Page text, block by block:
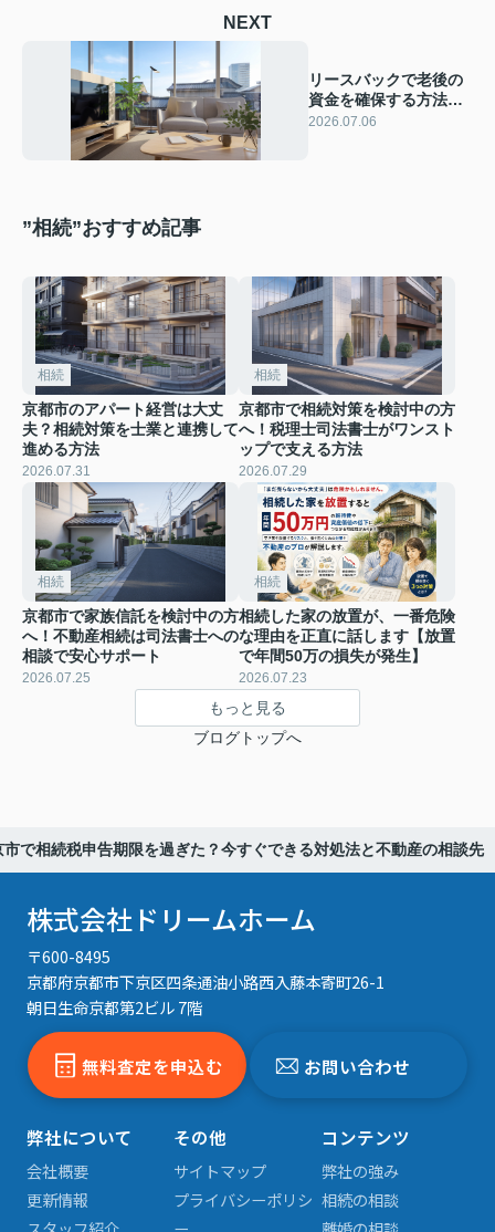
NEXT
リースバックで老後の
資金を確保する方法
は？自宅売却後も住み
2026.07.06
”相続”おすすめ記事
相続
京都市のアパート経営は大丈
夫？相続対策を士業と連携して
進める方法
2026.07.31
相続
京都市で相続対策を検討中の方
へ！税理士司法書士がワンスト
ップで支える方法
2026.07.29
相続
京都市で家族信託を検討中の方
へ！不動産相続は司法書士への
相談で安心サポート
2026.07.25
相続
相続した家の放置が、一番危険
な理由を正直に話します【放置
で年間50万の損失が発生】
2026.07.23
もっと見る
ブログトップへ
市で相続税申告期限を過ぎた？今すぐできる対処法と不動産の相談先
株式会社ドリームホーム
〒600-8495
京都府京都市下京区四条通油小路西入藤本寄町26-1
朝日生命京都第2ビル 7階
無料査定を申込む お問い合わせ
弊社について
会社概要
更新情報
その他
サイトマップ
プライバシーポリシ
コンテンツ
弊社の強み
相続の相談